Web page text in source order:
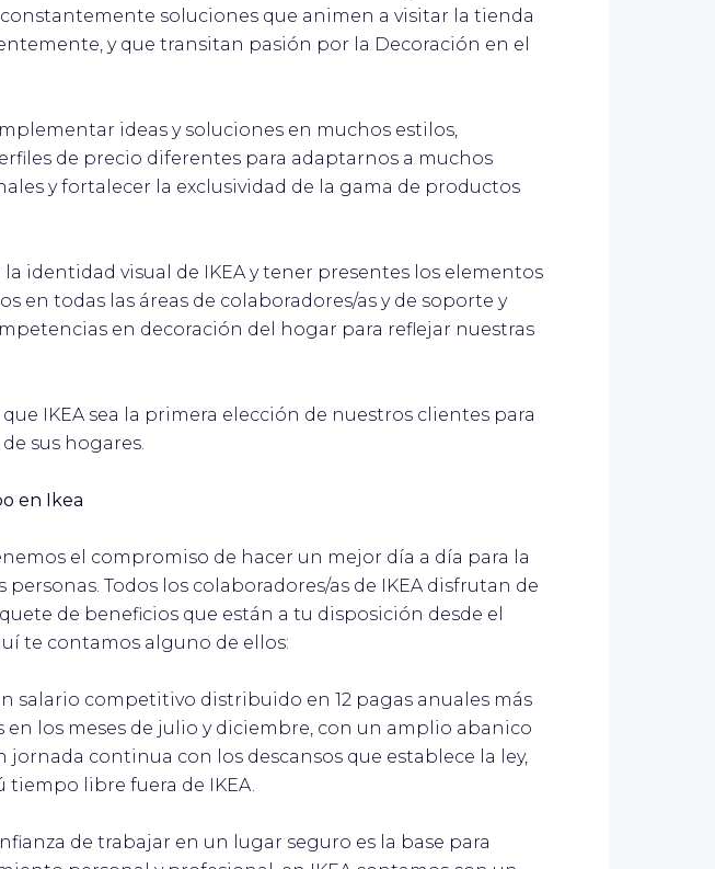
soluciones que animen a visitar la tienda
y que transitan pasión por la Decoración en el
ideas y soluciones en muchos estilos,
de precio diferentes para adaptarnos a muchos
y fortalecer la exclusividad de la gama de productos
la identidad visual de IKEA y tener presentes los elementos
en todas las áreas de colaboradores/as y de soporte y
en decoración del hogar para reflejar nuestras
IKEA sea la primera elección de nuestros clientes para
sus hogares.
en Ikea
el compromiso de hacer un mejor día a día para la
personas. Todos los colaboradores/as de IKEA disfrutan de
de beneficios que están a tu disposición desde el
te contamos alguno de ellos:
salario competitivo distribuido en 12 pagas anuales más
en los meses de julio y diciembre, con un amplio abanico
jornada continua con los descansos que establece la ley,
tiempo libre fuera de IKEA.
de trabajar en un lugar seguro es la base para